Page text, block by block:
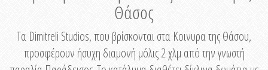
Θάσος
Τα Dimitreli Studios, που βρίσκονται στα Κοινυρα της Θάσου,
προσφέρουν ήσυχη διαμονή μόλις 2 χλμ από την γνωστή